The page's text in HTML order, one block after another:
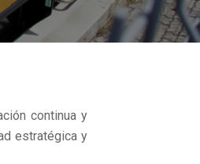
continua y
estratégica y